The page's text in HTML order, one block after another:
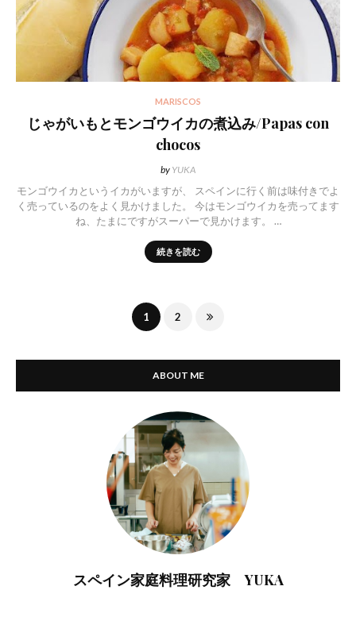
MARISCOS
じゃがいもとモンゴウイカの煮込み/Papas con
chocos
by YUKA
モンゴウイカというイカがいますが、 スペインに行く前は味付きでよ
く売っているのをよく見かけました。 今はモンゴウイカを売ってます
ね、たまにですがスーパーで見かけます。 …
続きを読む
1 2
ABOUT ME
スペイン家庭料理研究家 YUKA